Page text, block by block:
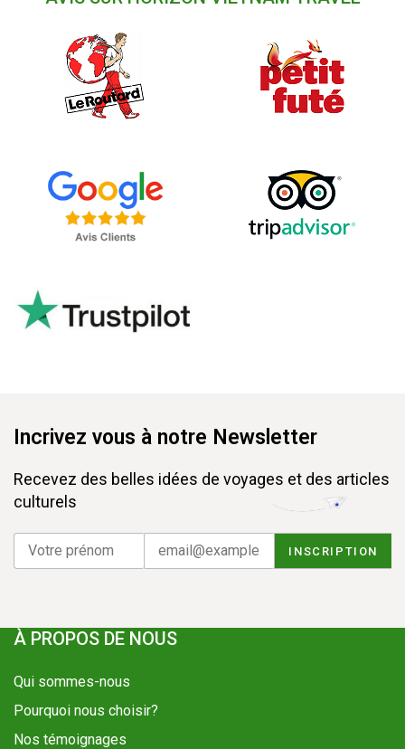
Incrivez vous à notre Newsletter
Recevez des belles idées de voyages et des articles
culturels
À PROPOS DE NOUS
Qui sommes-nous
Pourquoi nous choisir?
Nos témoignages